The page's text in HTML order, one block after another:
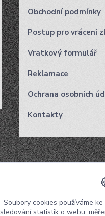
Obchodní podmínky
Postup pro vráceni
Vratkový formulář
Reklamace
Ochrana osobních
Kontakty
Soubory cookies používáme
sledování statistik o webu,